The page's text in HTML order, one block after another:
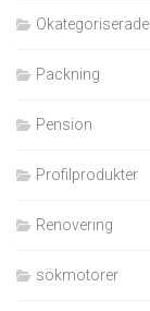
Okategoriserade
Packning
Pension
Profilprodukter
Renovering
sökmotorer